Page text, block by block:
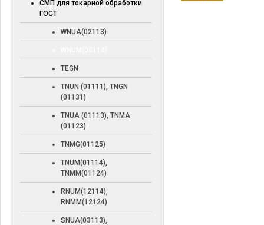
СМП для токарной обработки
ГОСТ
WNUA(02113)
TEGN
TNUN (01111), TNGN
(01131)
TNUA (01113), TNMA
(01123)
TNMG(01125)
TNUM(01114),
TNMM(01124)
RNUM(12114),
RNMM(12124)
SNUA(03113),